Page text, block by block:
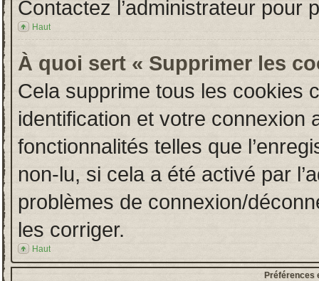
Contactez l’administrateur pour
Haut
À quoi sert « Supprimer les
Cela supprime tous les cookies
identification et votre connexion
fonctionnalités telles que
non-lu, si cela a été activé par
problèmes de connexion/
les corriger.
Haut
Préférences